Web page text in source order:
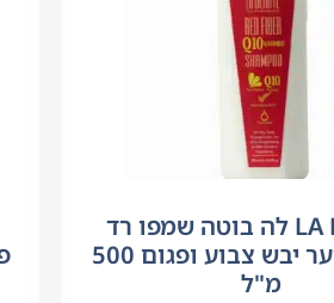
LA BEAUTE לה בוטה שמפו רד
פייבר לשיער יבש צבוע ופגום 500
מ"ל